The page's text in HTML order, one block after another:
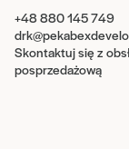
+48 880 145 749
Skontaktuj się z
posprzedażową